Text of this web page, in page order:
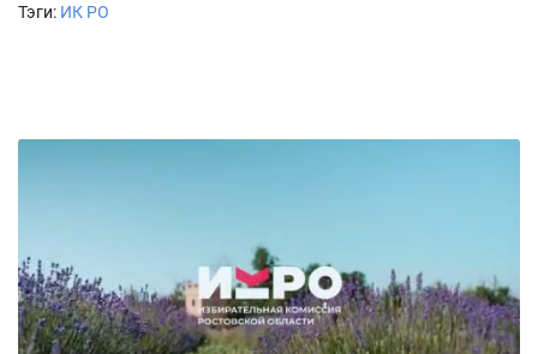
Тэги: ИК РО